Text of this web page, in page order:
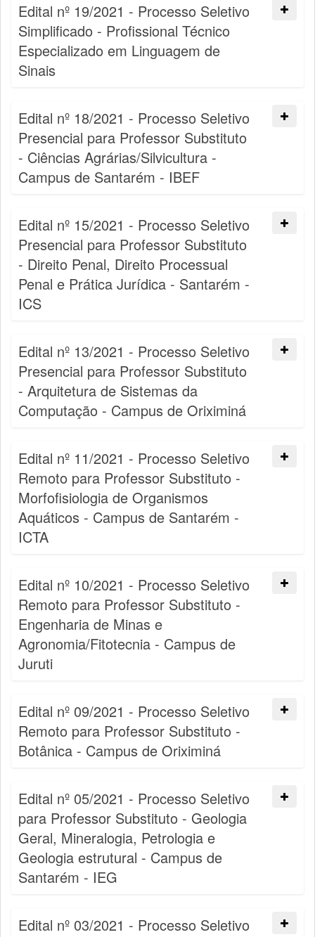
Edital nº 19/2021 - Processo Seletivo
Simplificado - Profissional Técnico
Especializado em Linguagem de
Sinais
Edital nº 18/2021 - Processo Seletivo
Presencial para Professor Substituto
- Ciências Agrárias/Silvicultura -
Campus de Santarém - IBEF
Edital nº 15/2021 - Processo Seletivo
Presencial para Professor Substituto
- Direito Penal, Direito Processual
Penal e Prática Jurídica - Santarém -
ICS
Edital nº 13/2021 - Processo Seletivo
Presencial para Professor Substituto
- Arquitetura de Sistemas da
Computação - Campus de Oriximiná
Edital nº 11/2021 - Processo Seletivo
Remoto para Professor Substituto -
Morfofisiologia de Organismos
Aquáticos - Campus de Santarém -
ICTA
Edital nº 10/2021 - Processo Seletivo
Remoto para Professor Substituto -
Engenharia de Minas e
Agronomia/Fitotecnia - Campus de
Juruti
Edital nº 09/2021 - Processo Seletivo
Remoto para Professor Substituto -
Botânica - Campus de Oriximiná
Edital nº 05/2021 - Processo Seletivo
para Professor Substituto - Geologia
Geral, Mineralogia, Petrologia e
Geologia estrutural - Campus de
Santarém - IEG
Edital nº 03/2021 - Processo Seletivo